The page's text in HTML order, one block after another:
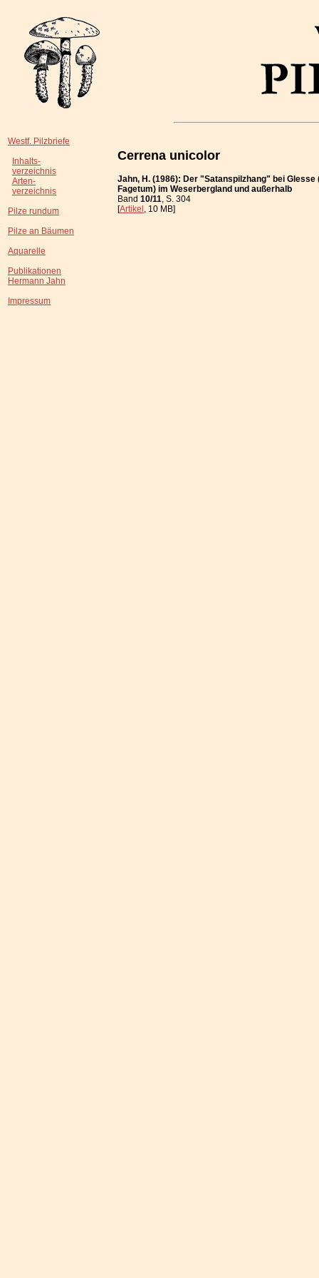
Westf. Pilzbriefe
Inhalts-
verzeichnis
Arten-
verzeichnis
Pilze rundum
Pilze an Bäumen
Aquarelle
Publikationen
Hermann Jahn
Impressum
Cerrena unicolor
Jahn, H. (1986): Der "Satanspilzhang" bei
Fagetum) im Weserbergland und außerhalb
Band 10/11, S. 304
[Artikel, 10 MB]